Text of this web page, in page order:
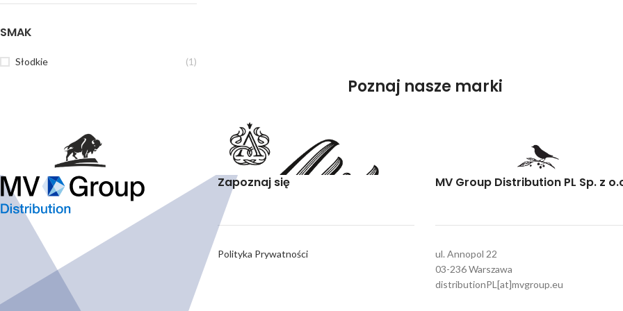
SMAK
Słodkie (1)
Poznaj nasze marki
Zapoznaj się
Polityka Prywatności
MV Group Distribution PL Sp. z
ul. Annopol 22
03-236 Warszawa
distributionPL[at]mvgroup.eu